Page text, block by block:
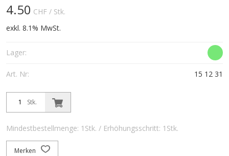
4.50 CHF / Stk.
exkl. 8.1% MwSt.
Lager:
Art. Nr: 15 12 31
Stk.
Mindestbestellmenge: 1Stk. / Erhöhungsschritt: 1Stk.
Merken